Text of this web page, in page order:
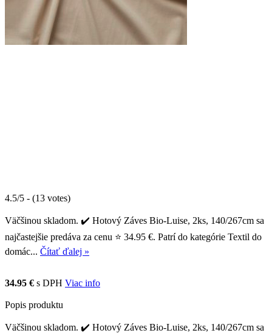
4.5/5 - (13 votes)
Väčšinou skladom. ✔️ Hotový Záves Bio-Luise, 2ks, 140/267cm sa
najčastejšie predáva za cenu ⭐ 34.95 €. Patrí do kategórie Textil do
domác... Čítať ďalej »
34.95 € s DPH Viac info
Popis produktu
Väčšinou skladom. ✔️ Hotový Záves Bio-Luise, 2ks, 140/267cm sa